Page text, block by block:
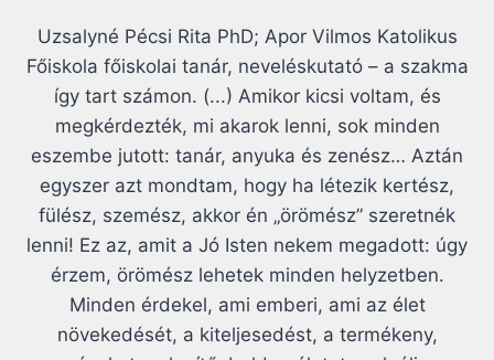
Uzsalyné Pécsi Rita PhD; Apor Vilmos Katolikus
Főiskola főiskolai tanár, neveléskutató – a szakma
így tart számon. (...) Amikor kicsi voltam, és
megkérdezték, mi akarok lenni, sok minden
eszembe jutott: tanár, anyuka és zenész… Aztán
egyszer azt mondtam, hogy ha létezik kertész,
fülész, szemész, akkor én „örömész” szeretnék
lenni! Ez az, amit a Jó Isten nekem megadott: úgy
érzem, örömész lehetek minden helyzetben.
Minden érdekel, ami emberi, ami az élet
növekedését, a kiteljesedést, a termékeny,